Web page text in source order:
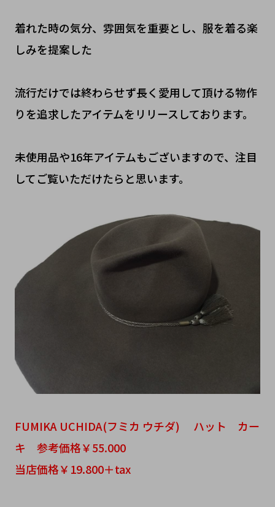
着れた時の気分、雰囲気を重要とし、服を着る楽
しみを提案した
流行だけでは終わらせず長く愛用して頂ける物作
りを追求したアイテムをリリースしております。
未使用品や16年アイテムもございますので、注目
してご覧いただけたらと思います。
FUMIKA UCHIDA(フミカ ウチダ) ハット カー
キ 参考価格￥55.000
当店価格￥19.800＋tax